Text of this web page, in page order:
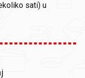
sati) u